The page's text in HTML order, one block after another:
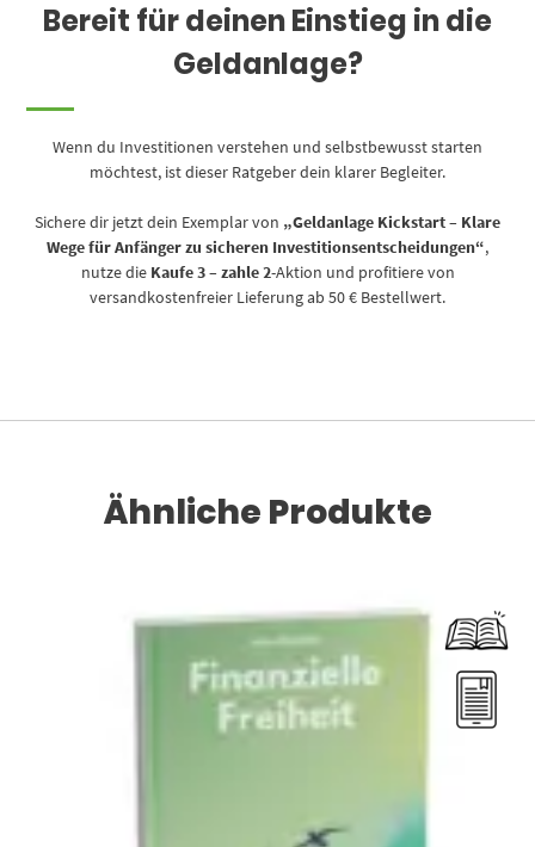
Bereit für deinen Einstieg in die
Geldanlage?
Wenn du Investitionen verstehen und selbstbewusst starten
möchtest, ist dieser Ratgeber dein klarer Begleiter.
Sichere dir jetzt dein Exemplar von „Geldanlage Kickstart – Klare
Wege für Anfänger zu sicheren Investitionsentscheidungen“,
nutze die Kaufe 3 – zahle 2-Aktion und profitiere von
versandkostenfreier Lieferung ab 50 € Bestellwert.
Ähnliche Produkte